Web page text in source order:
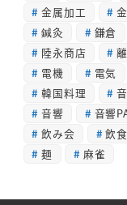
金属加工
鍼灸
鎌倉
陸永商店
電機
電気
韓国料理
音響
音響
飲み会
飲
麺
麻雀